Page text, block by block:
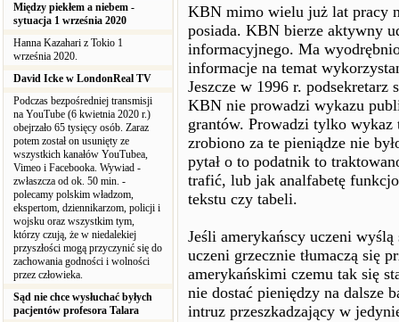
Między piekłem a niebem -
sytuacja 1 września 2020
Hanna Kazahari z Tokio 1
września 2020.
David Icke w LondonReal TV
Podczas bezpośredniej transmisji
na YouTube (6 kwietnia 2020 r.)
obejrzało 65 tysięcy osób. Zaraz
potem został on usunięty ze
wszystkich kanałów YouTubea,
Vimeo i Facebooka. Wywiad -
zwłaszcza od ok. 50 min. -
polecamy polskim władzom,
ekspertom, dziennikarzom, policji i
wojsku oraz wszystkim tym,
którzy czują, że w niedalekiej
przyszłości mogą przyczynić się do
zachowania godności i wolności
przez człowieka.
Sąd nie chce wysłuchać byłych
pacjentów profesora Talara
KBN mimo wielu już lat pracy
posiada. KBN bierze aktywny
informacyjnego. Ma
informacje na temat
Jeszcze w 1996 r.
KBN nie prowadzi wykazu
grantów. Prowadzi tylko
zrobiono za te pieniądze nie
pytał o to podatnik to
trafić, lub jak analfabetę
tekstu czy tabeli.
Jeśli amerykańscy uczeni
uczeni grzecznie tłumaczą się
amerykańskimi czemu tak się
nie dostać pieniędzy na dalsze
intruz przeszkadzający w